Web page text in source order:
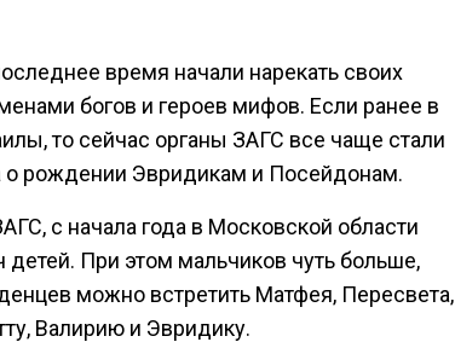
время начали нарекать своих
богов и героев мифов. Если ранее в
то сейчас органы ЗАГС все чаще стали
о рождении Эвридикам и Посейдонам.
с начала года в Московской области
При этом мальчиков чуть больше,
можно встретить Матфея, Пересвета,
Валирию и Эвридику.